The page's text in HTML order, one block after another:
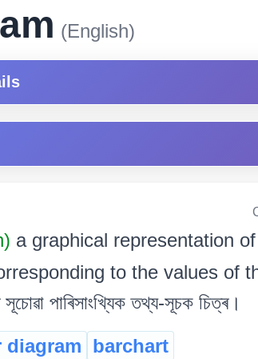
(English)
a graphical representation
to the values of
সূচোৱা পাৰিসাংখ্যিক তথ্য-সূচক চিত্ৰ।
diagram barchart